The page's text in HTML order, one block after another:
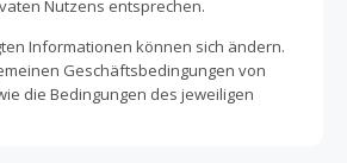
Nutzens entsprechen.
Informationen können sich ändern.
Geschäftsbedingungen von
die Bedingungen des jeweiligen